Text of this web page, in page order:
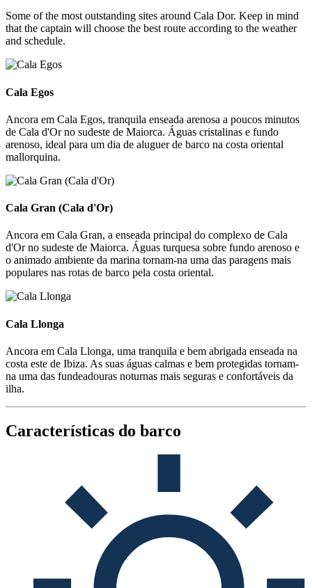
Some of the most outstanding sites around Cala Dor. Keep in mind
that the captain will choose the best route according to the weather
and schedule.
Cala Egos
Cala Egos
Ancora em Cala Egos, tranquila enseada arenosa a poucos minutos
de Cala d'Or no sudeste de Maiorca. Águas cristalinas e fundo
arenoso, ideal para um dia de aluguer de barco na costa oriental
mallorquina.
Cala Gran (Cala d'Or)
Cala Gran (Cala d'Or)
Ancora em Cala Gran, a enseada principal do complexo de Cala
d'Or no sudeste de Maiorca. Águas turquesa sobre fundo arenoso e
o animado ambiente da marina tornam-na uma das paragens mais
populares nas rotas de barco pela costa oriental.
Cala Llonga
Cala Llonga
Ancora em Cala Llonga, uma tranquila e bem abrigada enseada na
costa este de Ibiza. As suas águas calmas e bem protegidas tornam-
na uma das fundeadouras noturnas mais seguras e confortáveis da
ilha.
Características do barco